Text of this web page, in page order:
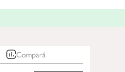
Compară